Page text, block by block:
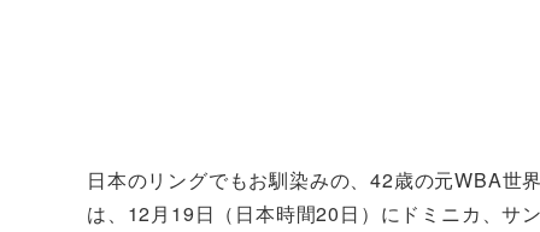
日本のリングでもお馴染みの、42歳の元WBA世
は、12月19日（日本時間20日）にドミニカ、サ